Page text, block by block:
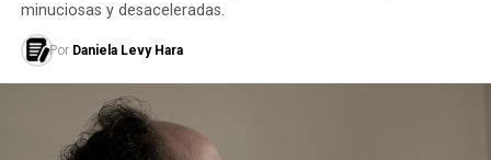
minuciosas y desaceleradas.
Por Daniela Levy Hara